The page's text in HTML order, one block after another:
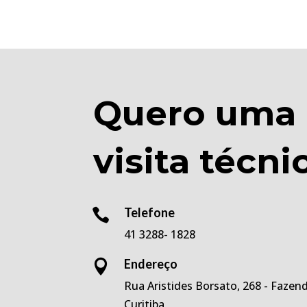
Quero uma
visita

Telefone
41 3288- 1828

Endereço
Rua Aristides Borsato, 268 -